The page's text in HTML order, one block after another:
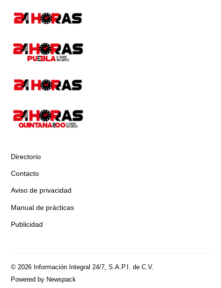
Directorio
Contacto
Aviso de privacidad
Manual de prácticas
Publicidad
© 2026 Información Integral 24/7, S.A.P.I. de C.V.
Powered by Newspack